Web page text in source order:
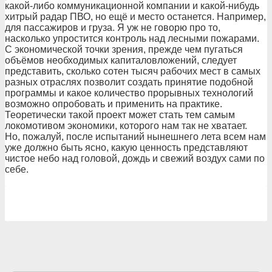
какой-либо коммуникационной компании и какой-нибудь
хитрый радар ПВО, но ещё и место останется. Например,
для пассажиров и груза. Я уж не говорю про то,
насколько упростится контроль над лесными пожарами.
С экономической точки зрения, прежде чем пугаться
объёмов необходимых капиталовложений, следует
представить, сколько сотен тысяч рабочих мест в самых
разных отраслях позволит создать принятие подобной
программы и какое количество прорывных технологий
возможно опробовать и применить на практике.
Теоретически такой проект может стать тем самым
локомотивом экономики, которого нам так не хватает.
Но, пожалуй, после испытаний нынешнего лета всем нам
уже должно быть ясно, какую ценность представляют
чистое небо над головой, дождь и свежий воздух сами по
себе.